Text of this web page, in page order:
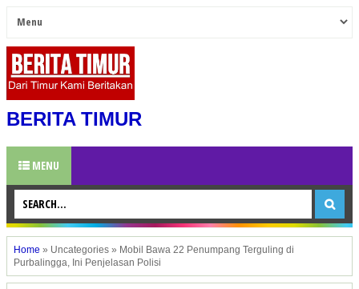
BERITA TIMUR
MENU
Home » Uncategories » Mobil Bawa 22 Penumpang Terguling di
Purbalingga, Ini Penjelasan Polisi